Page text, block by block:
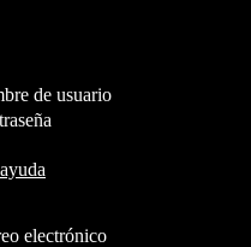
de usuario
electrónico